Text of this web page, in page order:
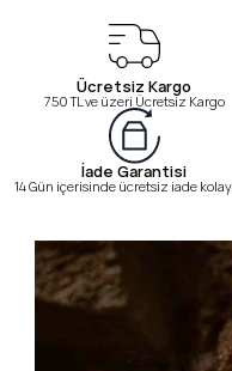
Ücretsiz Kargo
750 TL ve üzeri Ücretsiz Kargo
İade Garantisi
14 Gün içerisinde ücretsiz iade